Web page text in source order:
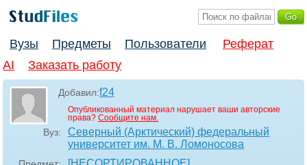
Вузы Предметы Пользователи
Реферат
AI
Заказать работу
Добавил:f24
Опубликованный материал нарушает ваши авторские
права? Сообщите нам.
Вуз:
Северный (Арктический) федеральный
университет им. М. В. Ломоносова